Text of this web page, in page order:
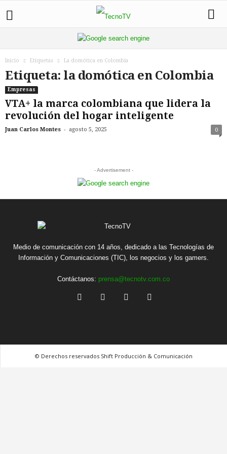
Inicio Etiquetas La domótica en Colombia
Etiqueta: la domótica en Colombia
Empresas
VTA+ la marca colombiana que lidera la
revolución del hogar inteligente
Juan Carlos Montes - agosto 5, 2025 0
- Advertisement -
Medio de comunicación con 14 años, dedicado a las Tecnologías de
Información y Comunicaciones (TIC), los negocios y los gamers.
Contáctanos: prensa@tecnotv.com.co
© Derechos reservados Shift Producción & Comunicación